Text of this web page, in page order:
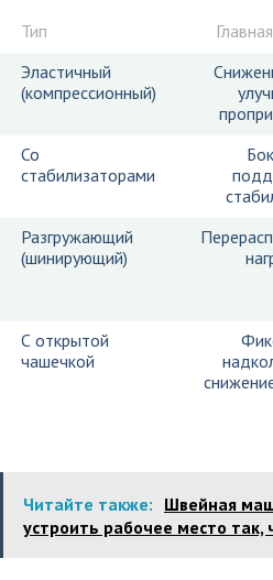
Тип
Эластичный
(компрессионный)
Со
стабилизаторами
Разгружающий
(шинирующий)
С открытой
чашечкой
Читайте также: Швейная
устроить рабочее место